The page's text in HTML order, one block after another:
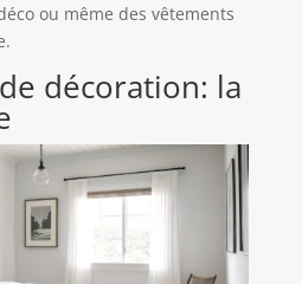
ou même des vêtements
décoration: la